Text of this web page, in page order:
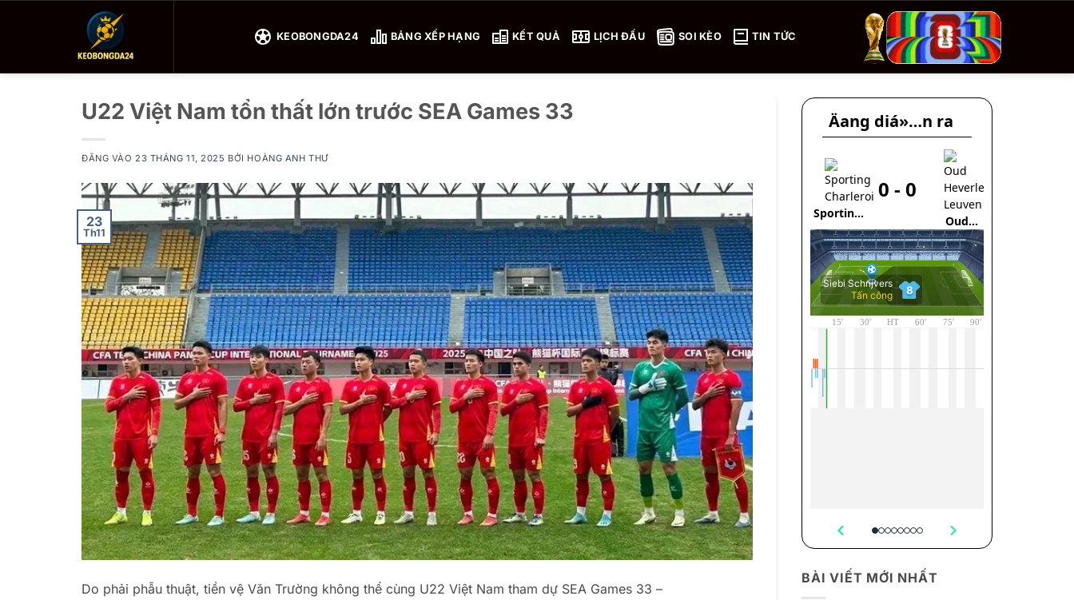
dung
KEOBONGDA24 BẢNG XẾP HẠNG KẾT QUẢ LỊCH ĐẤU SOI KÈO TIN TỨC
U22 Việt Nam tổn thất lớn trước SEA Games 33
ĐĂNG VÀO23 THÁNG 11, 2025 BỞI HOÀNG ANH THƯ
23
Th11
Do phải phẫu thuật, tiền vệ Văn Trường không thể cùng U22 Việt Nam tham dự SEA Games 33 –
Äang diá»…n ra
Sporting
Charleroi
0 - 0
Oud
Heverlee
Leuven
BÀI VIẾT MỚI NHẤT